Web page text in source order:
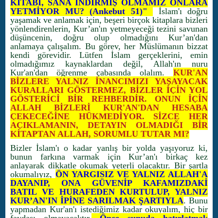
KİTABI, SANA İNDİRMİŞ OLMAMIZ ONLARA
YETMİYOR MU? (Ankebut 51)"
İslam'ı doğru
yaşamak ve anlamak için, beşeri birçok kitaplara bizleri
yönlendirenlerin, Kur’an'ın yetmeyeceği tezini savunan
düşüncenin, doğru olup olmadığını Kur’an'dan
anlamaya çalışalım. Bu görev, her Müslümanın bizzat
kendi görevidir. Lütfen İslam gerçeklerini, emin
olmadığımız kaynaklardan değil, Allah'ın nuru
Kur'an'dan öğrenme çabasında olalım. KUR'AN
BİZLERE YALNIZ İNANCIMIZI YAŞAYACAK
KURALLARI GÖSTERMEZ, BİZLER İÇİN YOL
GÖSTERİCİ BİR REHBERDİR. ONUN İÇİN
ALLAH BİZLERİ KUR'AN'DAN HESABA
ÇEKECEĞİNE HÜKMEDİYOR. SİZCE HER
AÇIKLAMANIN, DETAYIN OLMADIĞI BİR
KİTAPTAN ALLAH, SORUMLU TUTAR MI?
Bizler İslam'ı o kadar yanlış bir yolda yaşıyoruz ki,
bunun farkına varmak için Kur’an'ı birkaç kez
anlayarak dikkatle okumak yeterli olacaktır. Bir şartla
okumalıyız, ÖN YARGISIZ VE YALNIZ ALLAH'A
DAYANIP, ONA GÜVENİP KAFAMIZDAKİ
BATIL VE HURAFEDEN KURTULUP, YALNIZ
KUR’AN'IN İPİNE SARILMAK ŞARTIYLA. Bunu
yapmadan Kur'an'ı istediğimiz kadar okuyalım, hiç bir